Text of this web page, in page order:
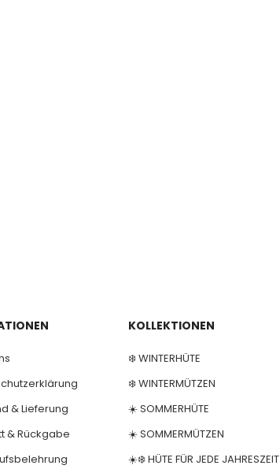
& Lieferung
& Rückgabe
KOLLEKTIONEN
❄️ WINTERHÜTE
❄️ WINTERMÜTZEN
☀️ SOMMERHÜTE
☀️ SOMMERMÜTZEN
☀️❄️ HÜTE FÜR JEDE JAHRESZEIT